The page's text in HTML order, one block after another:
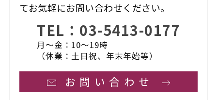
てお気軽にお問い合わせください。
TEL： 03-5413-0177
月〜金：10〜19時
（休業：土日祝、年末年始等）
お問い合わせ